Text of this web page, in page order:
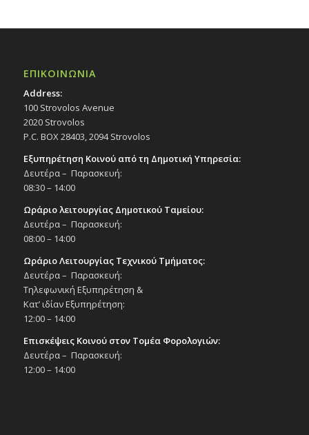
ΕΠΙΚΟΙΝΩΝΙΑ
Address:
100 Strovolos Avenue
2020 Strovolos
P.C. BOX 28403, 2094 Strovolos
Εξυπηρέτηση Κοινού από τη Δημοτική Υπηρεσία:
Δευτέρα – Παρασκευή:
08:30 – 14:00
Ωράριο λειτουργίας Δημοτικού Ταμείου:
Δευτέρα – Παρασκευή:
08:00 – 14:00
Ωράριο Λειτουργίας Τεχνικού Τμήματος:
Δευτέρα – Παρασκευή:
Τηλεφωνική Εξυπηρέτηση &
Κατ’ ιδίαν Εξυπηρέτηση:
12:00 – 14:00
Επισκέψεις Κοινού στον Τομέα Φορολογιών:
Δευτέρα – Παρασκευή:
12:00 – 14:00